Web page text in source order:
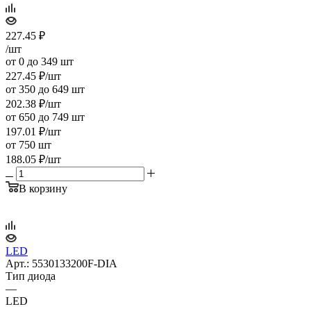
227.45 ₽
/шт
от 0 до 349 шт
227.45 ₽/шт
от 350 до 649 шт
202.38 ₽/шт
от 650 до 749 шт
197.01 ₽/шт
от 750 шт
188.05 ₽/шт
В корзину
LED
Арт.: 5530133200F-DIA
Тип диода
—
LED